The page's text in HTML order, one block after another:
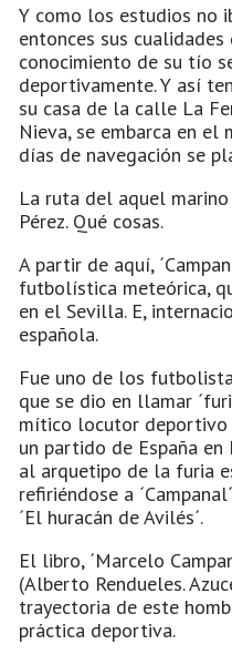
Y como los estudios no
entonces sus
conocimiento de su tío
deportivamente. Y así
su casa de la calle La
Nieva, se embarca en el
días de navegación se
La ruta del aquel
Pérez. Qué cosas.
A partir de aquí,
futbolística meteórica,
en el Sevilla. E,
española.
Fue uno de los
que se dio en llamar
mítico locutor deportivo
un partido de España en
al arquetipo de la furia
refiriéndose a
´El huracán de Avilés´.
El libro, ´Marcelo
(Alberto Rendueles.
trayectoria de este
práctica deportiva.